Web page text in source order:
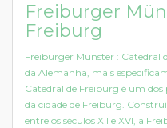
Freiburger
Freiburg
Freiburger Münster : Catedral
da Alemanha, mais
Catedral de Freiburg é um
da cidade de Freiburg.
entre os séculos XII e XVI, a